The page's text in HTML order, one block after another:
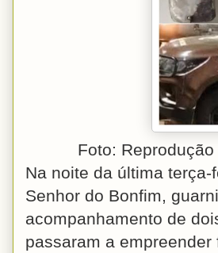
Foto: Reprodução
Na noite da última
Senhor do Bonfim,
acompanhamento de
passaram a